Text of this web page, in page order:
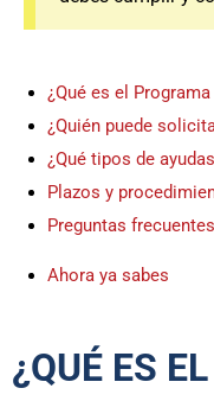
¿Qué es el
¿Quién puede
¿Qué tipos de
Plazos y
Preguntas frecuentes
Ahora ya sabes
¿QUÉ ES